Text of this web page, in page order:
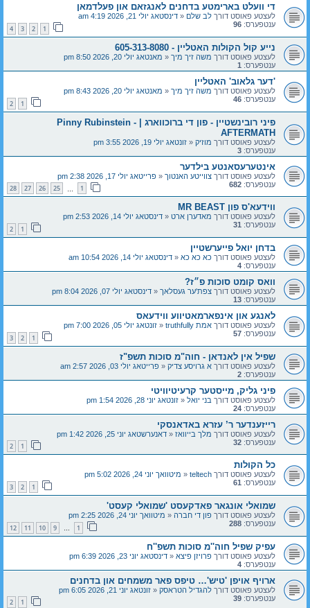
די וועלט בארימטע בדחנים לאנגזאם און פעלדמאן
לעצטע פאוסט דורך לב שלם « דינסטאג יולי 21, 2026 4:19 am
ענטפערס: 96
1
2
3
4
נייע קול הקולות האטליין - 605-313-8080
לעצטע פאוסט דורך משה זיך מיך « מאנטאג יולי 20, 2026 8:50 pm
ענטפערס: 1
'דער גלאוב' האטליין
לעצטע פאוסט דורך משה זיך מיך « מאנטאג יולי 20, 2026 8:43 pm
ענטפערס: 46
1
2
פיני רובינשטיין - פון די ברוכווארג | Pinny Rubinstein -
AFTERMATH
לעצטע פאוסט דורך מוזיק « זונטאג יולי 19, 2026 3:55 pm
ענטפערס: 3
אינטערעסאנטע בילדער
לעצטע פאוסט דורך צווייטע האנטוך « פרייטאג יולי 17, 2026 2:38 pm
ענטפערס: 682
1
25
26
27
28
ווידעא'ס פון MR BEAST
לעצטע פאוסט דורך מאדערן ארט « דינסטאג יולי 14, 2026 2:53 pm
ענטפערס: 31
1
2
בדחן יואל פייערשטיין
לעצטע פאוסט דורך כא כא כא « דינסטאג יולי 14, 2026 10:54 am
ענטפערס: 4
וואס קומט סוכות פ״ז?
לעצטע פאוסט דורך צפת'ער געסלאך « דינסטאג יולי 07, 2026 8:04 pm
ענטפערס: 13
לאנגע און אינפארמאטיווע ווידעאס
לעצטע פאוסט דורך אמת truthfully « זונטאג יולי 05, 2026 7:00 pm
ענטפערס: 57
1
2
3
שפיל אין לאנדאן - חוה"מ סוכות תשפ"ז
לעצטע פאוסט דורך א גרויסע צדיק « פרייטאג יולי 03, 2026 2:57 am
ענטפערס: 2
פיני גליק, מייסטער קרעיטיוויטי
לעצטע פאוסט דורך בני יואל « זונטאג יוני 28, 2026 1:54 pm
ענטפערס: 24
רייזענדער ר’ עזרא באדאנסקי
לעצטע פאוסט דורך מלך בייוואז « דאנערשטאג יוני 25, 2026 1:42 pm
ענטפערס: 32
1
2
כל הקולות
לעצטע פאוסט דורך teltech
« מיטוואך יוני 24, 2026 5:02 pm
ענטפערס: 61
1
2
3
שמואלי אונגאר פאדקעסט 'שמואלי קעסט'
לעצטע פאוסט דורך פון די חברה « מיטוואך יוני 24, 2026 2:25 pm
ענטפערס: 288
1
9
10
11
12
עפיק שפיל חוה''מ סוכות תשפ''ח
לעצטע פאוסט דורך פרויזן פיצא « דינסטאג יוני 23, 2026 6:39 pm
ענטפערס: 4
ארויף אויפן 'טיש'… טיפס פאר משמחים און בדחנים
לעצטע פאוסט דורך להגדיל הטראסק « זונטאג יוני 21, 2026 6:05 pm
ענטפערס: 39
1
2